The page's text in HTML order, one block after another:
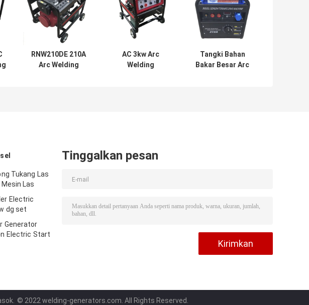
RNW210DE 210A
Arc Welding
AC 3kw Arc
Welding
Tangki Bahan
Bakar Besar Arc
Tukang Las
Las
Electric
dg set
Generator
Electric Start
Tinggalkan pesan
© 2022 welding-generators.com. All Rights Reserved.